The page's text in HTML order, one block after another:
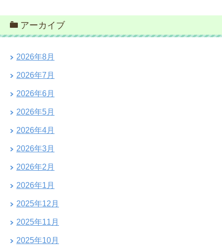
アーカイブ
2026年8月
2026年7月
2026年6月
2026年5月
2026年4月
2026年3月
2026年2月
2026年1月
2025年12月
2025年11月
2025年10月